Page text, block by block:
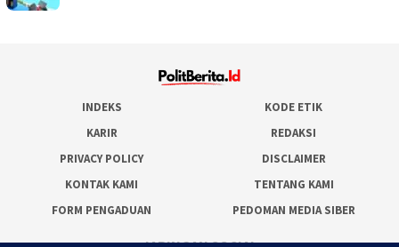
INDEKS
KODE ETIK
KARIR
REDAKSI
PRIVACY POLICY
DISCLAIMER
KONTAK KAMI
TENTANG KAMI
FORM PENGADUAN
PEDOMAN MEDIA SIBER